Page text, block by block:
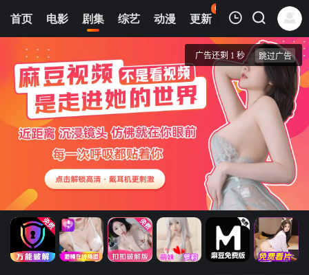
首页 电影 剧集 综艺 动漫 更新
69
热榜 APP
第01集
风中的女王 第一季
清空